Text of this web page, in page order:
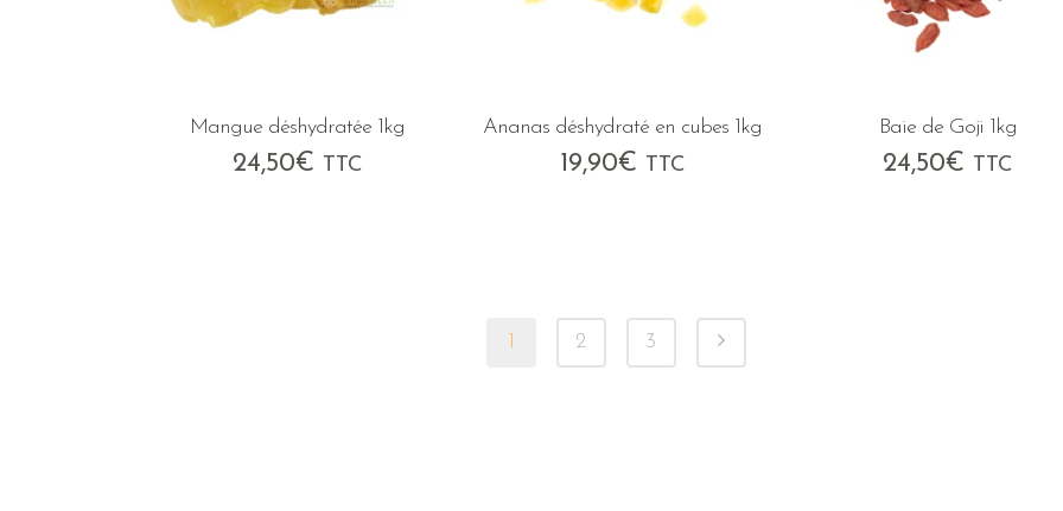
Mangue déshydratée 1kg
24,50€ TTC
Ananas déshydraté en cubes 1kg
19,90€ TTC
Baie de Goji 1kg
24,50€ TTC
1 2 3